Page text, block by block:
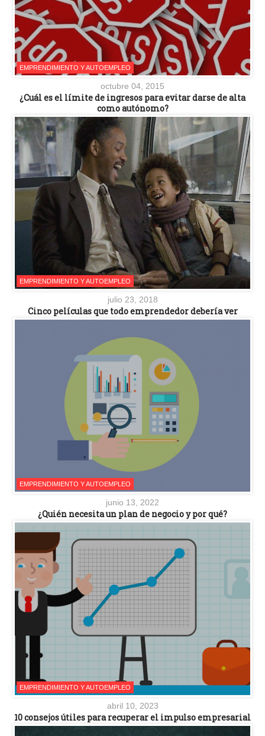
EMPRENDIMIENTO Y AUTOEMPLEO
octubre 04, 2015
¿Cuál es el límite de ingresos para evitar darse de alta
como autónomo?
EMPRENDIMIENTO Y AUTOEMPLEO
julio 23, 2018
Cinco películas que todo emprendedor debería ver
EMPRENDIMIENTO Y AUTOEMPLEO
junio 13, 2022
¿Quién necesita un plan de negocio y por qué?
EMPRENDIMIENTO Y AUTOEMPLEO
abril 10, 2023
10 consejos útiles para recuperar el impulso empresarial